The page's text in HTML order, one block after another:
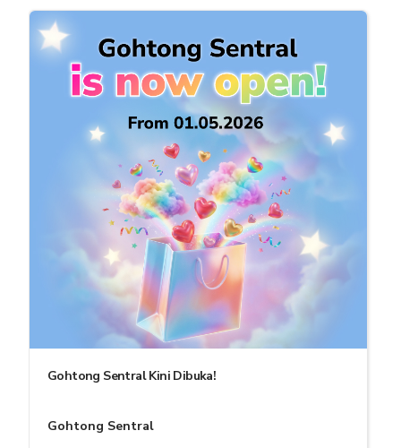
Gohtong Sentral Kini Dibuka!
Gohtong Sentral